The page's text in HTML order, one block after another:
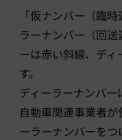
「仮ナンバー（臨
ラーナンバー（回
ーは赤い斜線、デ
す。
ディーラーナンバ
自動車関連事業者
ーラーナンバーを